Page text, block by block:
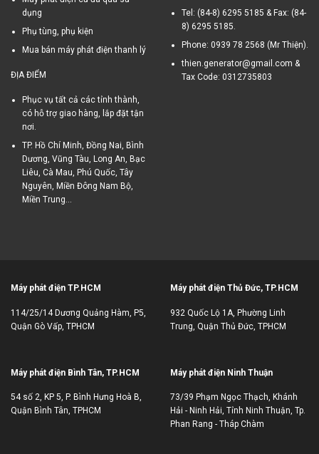
dụng
Phụ tùng, phụ kiện
Mua bán máy phát điện thanh lý
ĐỊA ĐIỂM
Phục vụ tất cả các tỉnh thành,
có hỗ trợ giao hàng, lắp đặt tận
nơi.
TP. Hồ Chí Minh, Đồng Nai, Bình
Dương, Vũng Tàu, Long An, Bạc
Liêu, Cà Mau, Phú Quốc, Tây
Nguyên, Miền Đông Nam Bộ,
Miền Trung...
Tel: (84-8) 6295 5185 & Fax: (84-
8) 6295 5185.
Phone: 0939 78 2568 (Mr Thiện).
thien.generator@gmail.com &
Tax Code: 0312735803
Máy phát điện TP.HCM
114/25/14 Dương Quảng Hàm, P5,
Quận Gò Vấp, TPHCM
Máy phát điện Thủ Đức, TP.HCM
932 Quốc Lộ 1A, Phường Linh
Trung, Quận Thủ Đức, TPHCM
Máy phát điện Bình Tân, TP.HCM
54 số 2, KP 5, P. Bình Hưng Hoà B,
Quận Bình Tân, TPHCM
Máy phát điện Ninh Thuận
73/39 Phạm Ngọc Thạch, Khánh
Hải - Ninh Hải, Tỉnh Ninh Thuận, Tp.
Phan Rang - Tháp Chàm